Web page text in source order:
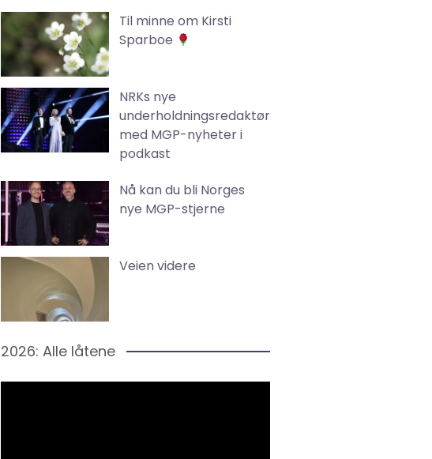
Til minne om Kirsti
Sparboe
NRKs nye
underholdningsredaktør
med MGP-nyheter i
podkast
Nå kan du bli Norges
nye MGP-stjerne
Veien videre
2026: Alle låtene